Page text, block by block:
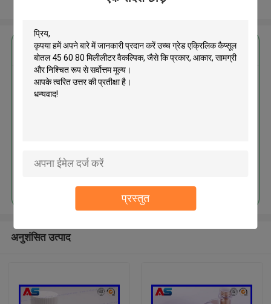
प्रस्तुत
सबसे उत्तम प्रतिदान प्राप्त करें
उच्च ग्रेड एक्रिलिक कैप्सूल बोतल 45 60
अनुशंसित उत्पाद